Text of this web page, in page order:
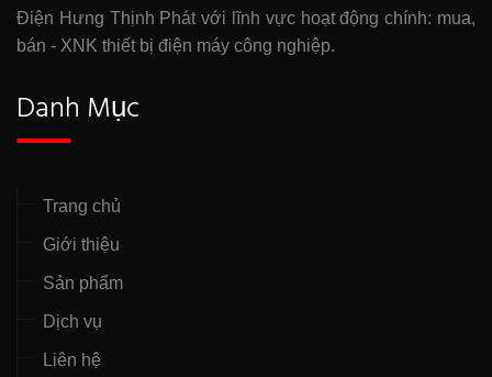
Điện Hưng Thịnh Phát với lĩnh vực hoạt động chính: mua,
bán - XNK thiết bị điện máy công nghiệp.
Danh Mục
Trang chủ
Giới thiệu
Sản phẩm
Dịch vụ
Liên hệ